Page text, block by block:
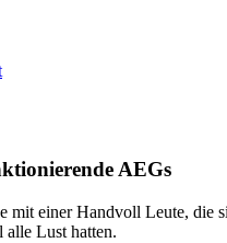
AEGs
mit einer Handvoll Leute, die
Lust hatten.